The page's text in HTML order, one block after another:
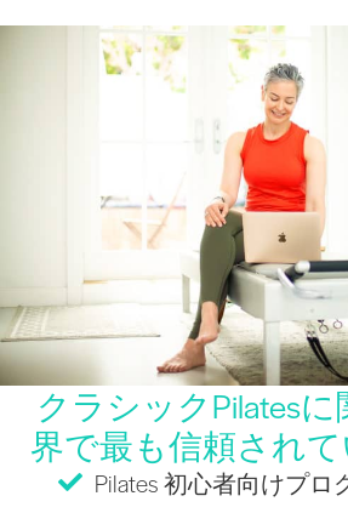
クラシックPilates
界で最も信頼され
Pilates 初心者向けプロ